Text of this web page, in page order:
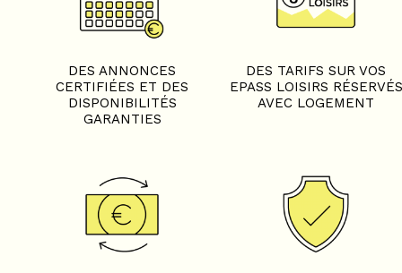
DES ANNONCES
CERTIFIÉES ET DES
DISPONIBILITÉS
GARANTIES
DES TARIFS SUR VOS
EPASS LOISIRS RÉSERVÉS
AVEC LOGEMENT